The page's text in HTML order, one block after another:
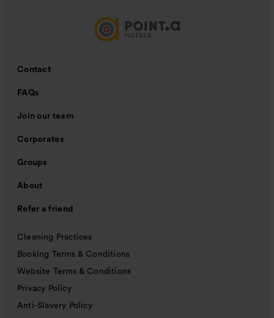
Contact
FAQs
Join our team
Corporates
Groups
About
Refer a friend
Cleaning Practices
Booking Terms & Conditions
Website Terms & Conditions
Privacy Policy
Anti-Slavery Policy